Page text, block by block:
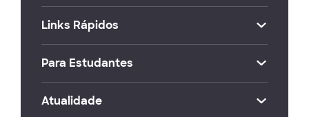
Links Rápidos
Para Estudantes
Atualidade